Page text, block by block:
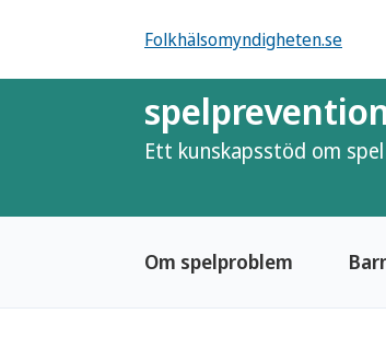
Folkhälsomyndigheten.se
Ett kunskapsstöd om
Om spelproblem